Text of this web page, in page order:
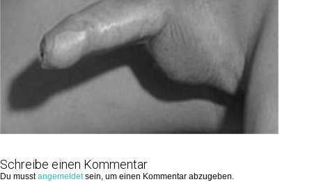
Schreibe einen Kommentar
Du musstangemeldetsein, um einen Kommentar abzugeben.